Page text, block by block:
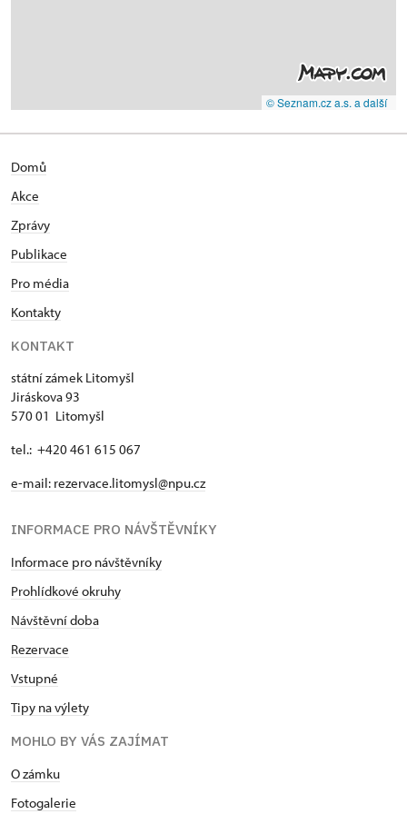
© Seznam.cz a.s. a další
Domů
Akce
Zprávy
Publikace
Pro média
Kontakty
KONTAKT
státní zámek Litomyšl
Jiráskova 93
570 01 Litomyšl
tel.: +420 461 615 067
e-mail: rezervace.litomysl@npu.cz
INFORMACE PRO NÁVŠTĚVNÍKY
Informace pro návštěvníky
Prohlídkové okruhy
Návštěvní doba
Rezervace
Vstupné
Tipy na výlety
MOHLO BY VÁS ZAJÍMAT
O zámku
Fotogalerie